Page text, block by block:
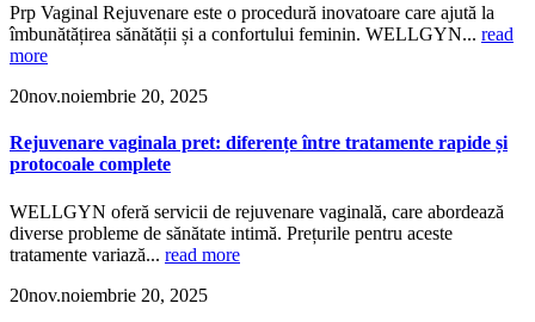
Prp Vaginal Rejuvenare este o procedură inovatoare care ajută la
îmbunătățirea sănătății și a confortului feminin. WELLGYN... read
more
20nov.noiembrie 20, 2025
Rejuvenare vaginala pret: diferențe între tratamente rapide și
protocoale complete
WELLGYN oferă servicii de rejuvenare vaginală, care abordează
diverse probleme de sănătate intimă. Prețurile pentru aceste
tratamente variază... read more
20nov.noiembrie 20, 2025